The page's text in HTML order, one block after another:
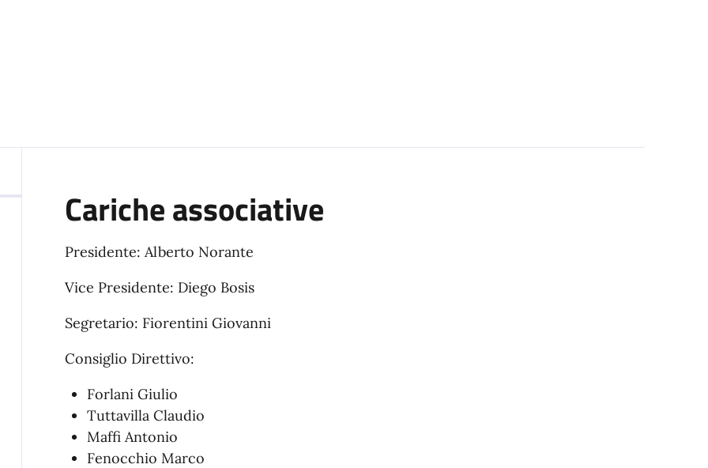
Cariche associative
Presidente: Alberto Norante
Vice Presidente: Diego Bosis
Segretario: Fiorentini Giovanni
Consiglio Direttivo:
Forlani Giulio
Tuttavilla Claudio
Maffi Antonio
Fenocchio Marco